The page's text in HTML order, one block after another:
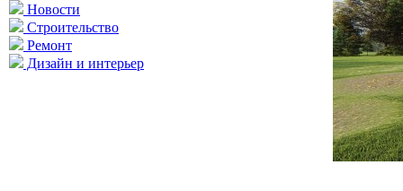
Новости
Строительство
Ремонт
Дизайн и интерьер